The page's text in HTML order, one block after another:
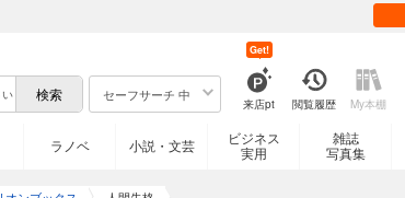
セーフサーチ 中
来店pt
Get!
閲覧履歴 My本棚
ラノベ 小説・文芸
ビジネス
実用
雑誌
写真集